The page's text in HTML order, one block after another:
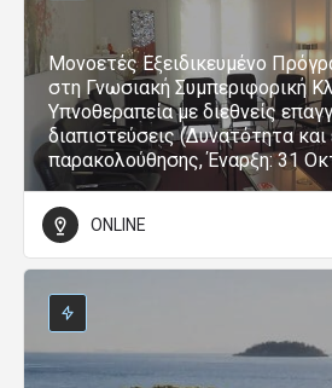
Μονοετές Εξειδικευμένο
στη Γνωσιακή Συμπεριφορική
Υπνοθεραπεία με διεθνείς
διαπιστεύσεις (Δυνατότητα
παρακολούθησης, Έναρξη: 31
ONLINE